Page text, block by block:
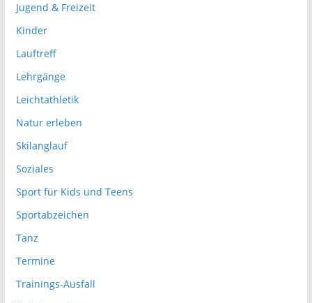
Jugend & Freizeit
Kinder
Lauftreff
Lehrgänge
Leichtathletik
Natur erleben
Skilanglauf
Soziales
Sport für Kids und Teens
Sportabzeichen
Tanz
Termine
Trainings-Ausfall